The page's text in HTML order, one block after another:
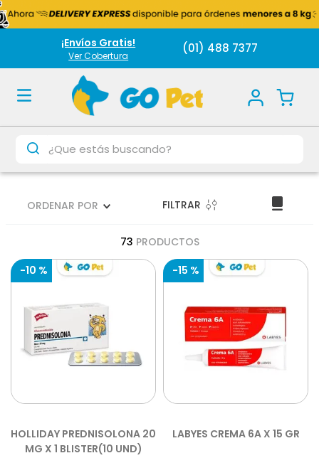
¡Envíos Gratis!
Ver Cobertura (01) 488 7377
¿Que estás buscando?
ORDENAR POR FILTRAR
73 PRODUCTOS
-10 %
HOLLIDAY PREDNISOLONA 20
MG X 1 BLISTER(10 UND)
-15 %
LABYES CREMA 6A X 15 GR